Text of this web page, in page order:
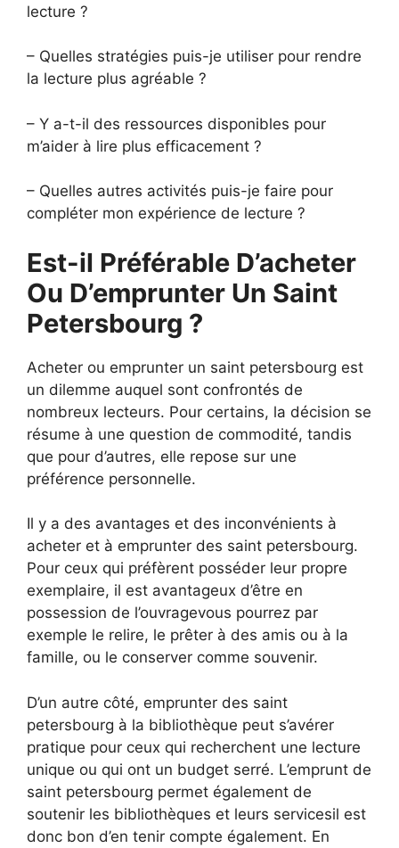
lecture ?
– Quelles stratégies puis-je utiliser pour rendre
la lecture plus agréable ?
– Y a-t-il des ressources disponibles pour
m’aider à lire plus efficacement ?
– Quelles autres activités puis-je faire pour
compléter mon expérience de lecture ?
Est-il Préférable D’acheter
Ou D’emprunter Un Saint
Petersbourg ?
Acheter ou emprunter un saint petersbourg est
un dilemme auquel sont confrontés de
nombreux lecteurs. Pour certains, la décision se
résume à une question de commodité, tandis
que pour d’autres, elle repose sur une
préférence personnelle.
Il y a des avantages et des inconvénients à
acheter et à emprunter des saint petersbourg.
Pour ceux qui préfèrent posséder leur propre
exemplaire, il est avantageux d’être en
possession de l’ouvragevous pourrez par
exemple le relire, le prêter à des amis ou à la
famille, ou le conserver comme souvenir.
D’un autre côté, emprunter des saint
petersbourg à la bibliothèque peut s’avérer
pratique pour ceux qui recherchent une lecture
unique ou qui ont un budget serré. L’emprunt de
saint petersbourg permet également de
soutenir les bibliothèques et leurs servicesil est
donc bon d’en tenir compte également. En